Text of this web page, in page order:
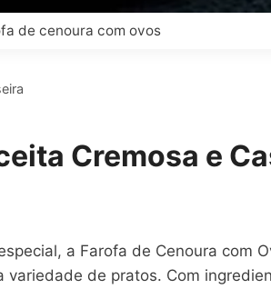
de cenoura com ovos
Cremosa e
a Farofa de Cenoura com
de pratos. Com